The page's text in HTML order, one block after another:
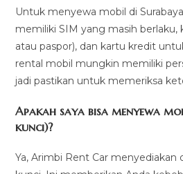
Untuk menyewa mobil di
memiliki SIM yang masih berlaku,
atau paspor), dan kartu kredit
rental mobil mungkin memiliki
jadi pastikan untuk memeriksa
Apakah saya bisa menyewa
kunci)?
Ya, Arimbi Rent Car menyediakan